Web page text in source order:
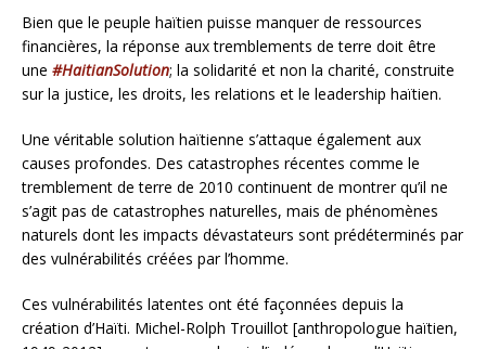
Bien que le peuple haïtien puisse manquer de ressources
financières, la réponse aux tremblements de terre doit être
une #HaitianSolution; la solidarité et non la charité, construite
sur la justice, les droits, les relations et le leadership haïtien.
Une véritable solution haïtienne s’attaque également aux
causes profondes. Des catastrophes récentes comme le
tremblement de terre de 2010 continuent de montrer qu’il ne
s’agit pas de catastrophes naturelles, mais de phénomènes
naturels dont les impacts dévastateurs sont prédéterminés par
des vulnérabilités créées par l’homme.
Ces vulnérabilités latentes ont été façonnées depuis la
création d’Haïti. Michel-Rolph Trouillot [anthropologue haïtien,